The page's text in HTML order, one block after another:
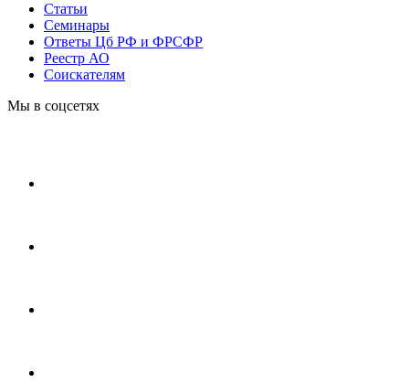
Статьи
Cеминары
Ответы Цб РФ и ФРСФР
Реестр АО
Соискателям
Мы в соцсетях